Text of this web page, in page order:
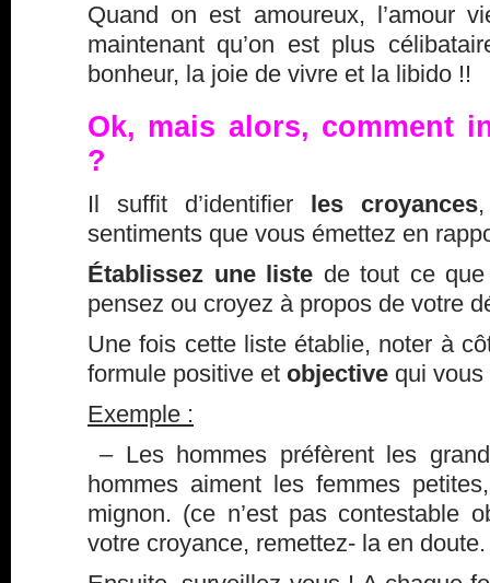
Quand on est amoureux, l’amour
maintenant qu’on est plus
bonheur, la joie de vivre et la libido !!
Ok, mais alors, comment
?
Il suffit d’identifier les croyances
sentiments que vous émettez en
Établissez une liste de tout ce
pensez ou croyez à propos de votre
Une fois cette liste établie, noter à
formule positive et objective qui vous
Exemple :
– Les hommes préfèrent les
hommes aiment les femmes
mignon. (ce n’est pas contestable
votre croyance, remettez- la en doute.